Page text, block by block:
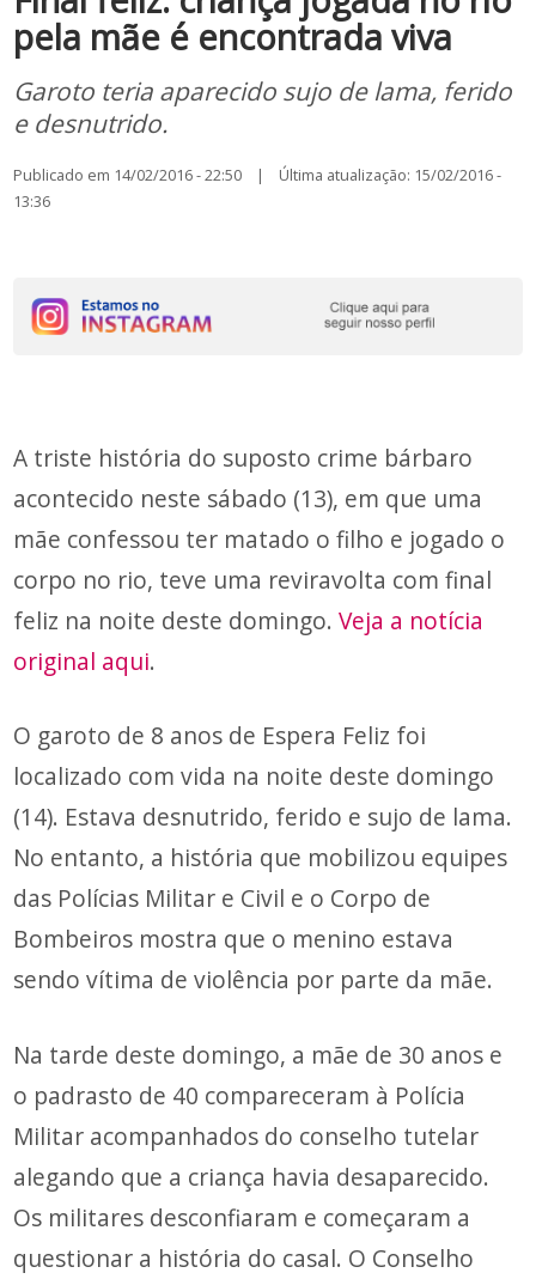
pela mãe é encontrada viva
Garoto teria aparecido sujo de lama, ferido
e desnutrido.
Publicado em 14/02/2016 - 22:50 | Última atualização: 15/02/2016 -
13:36
A triste história do suposto crime bárbaro
acontecido neste sábado (13), em que uma
mãe confessou ter matado o filho e jogado o
corpo no rio, teve uma reviravolta com final
feliz na noite deste domingo.Veja a notícia
original aqui.
O garoto de 8 anos de Espera Feliz foi
localizado com vida na noite deste domingo
(14). Estava desnutrido, ferido e sujo de lama.
No entanto, a história que mobilizou equipes
das Polícias Militar e Civil e o Corpo de
Bombeiros mostra que o menino estava
sendo vítima de violência por parte da mãe.
Na tarde deste domingo, a mãe de 30 anos e
o padrasto de 40 compareceram à Polícia
Militar acompanhados do conselho tutelar
alegando que a criança havia desaparecido.
Os militares desconfiaram e começaram a
questionar a história do casal. O Conselho